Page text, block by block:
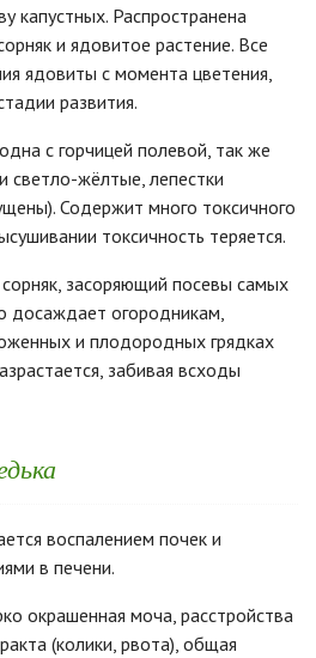
капустных. Распространена
и ядовитое растение. Все
ядовиты с момента цветения,
развития.
с горчицей полевой, так же
светло-жёлтые, лепестки
Содержит много токсичного
токсичность теряется.
засоряющий посевы самых
досаждает огородникам,
и плодородных грядках
забивая всходы
воспалением почек и
в печени.
окрашенная моча, расстройства
(колики, рвота), общая